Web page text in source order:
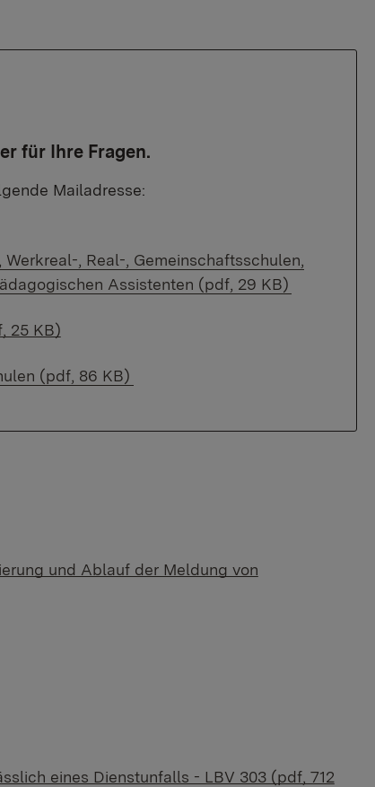
für Ihre Fragen.
Mailadresse:
, Real-, Gemeinschaftsschulen,
Assistenten (pdf, 29 KB)
25 KB)
(pdf, 86 KB)
und Ablauf der Meldung von
eines Dienstunfalls - LBV 303 (pdf, 712